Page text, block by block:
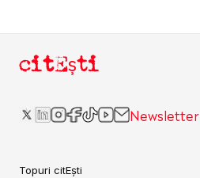
citEști
Newsletter
Topuri citEști